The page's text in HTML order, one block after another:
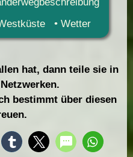
Wetter
hat, dann teile sie in
bestimmt über diesen